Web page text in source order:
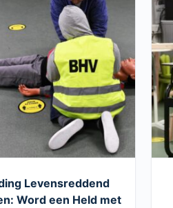
Levensreddend
Word een Held met